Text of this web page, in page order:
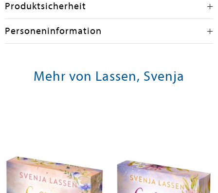
Produktsicherheit
Personeninformation
Mehr von Lassen, Svenja